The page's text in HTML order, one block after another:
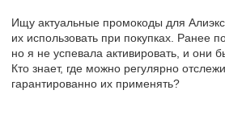
Ищу актуальные промокоды для
их использовать при покупках. Ранее
но я не успевала активировать, и они
Кто знает, где можно регулярно
гарантированно их применять?